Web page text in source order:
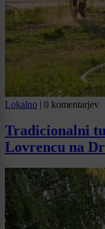
Lokalno | 0 komentarjev
Tradicionalni
Lovrencu na